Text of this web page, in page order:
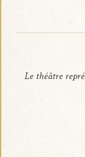
Le théâtre